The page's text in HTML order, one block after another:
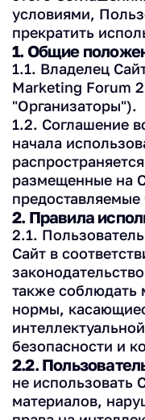
условиями,
прекратить
1. Общие
1.1. Владелец
Marketing Forum
"Организаторы").
1.2. Соглашение
начала
размещенные на
предоставляемые
2. Правила
2.1.
Сайт в
также
нормы,
безопасности и
2.2.
не использовать
материалов,